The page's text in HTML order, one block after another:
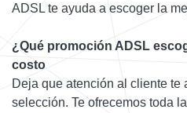
ADSL te ayuda a escoger la
¿Qué promoción ADSL
costo
Deja que atención al cliente te
selección. Te ofrecemos toda